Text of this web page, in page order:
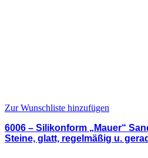
Zur Wunschliste hinzufügen
6006 – Silikonform „Mauer“
Steine, glatt, regelmäßig u.